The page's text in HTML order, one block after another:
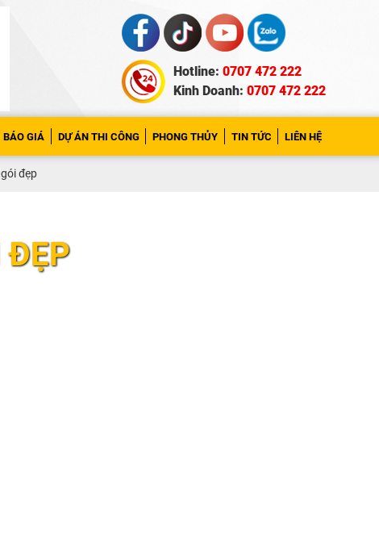
Hotline: 0707 472 222
Kinh Doanh: 0707 472 222
BÁO GIÁ DỰ ÁN THI CÔNG PHONG THỦY TIN TỨC LIÊN HỆ
đẹp
ĐẸP